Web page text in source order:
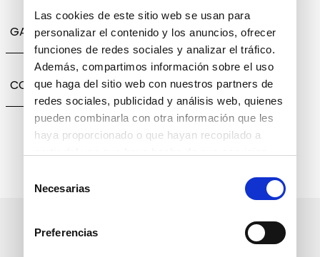
Las cookies de este sitio web se usan para
personalizar el contenido y los anuncios, ofrecer
funciones de redes sociales y analizar el tráfico.
Además, compartimos información sobre el uso
que haga del sitio web con nuestros partners de
redes sociales, publicidad y análisis web, quienes
pueden combinarla con otra información que les
haya proporcionado o que hayan recopilado a
deNecesarias
Preferencias
GARANTÍA, CAMBIOS Y DEVOLUCIONES
COMPARTIR
Suscríbete a nuestro boletín